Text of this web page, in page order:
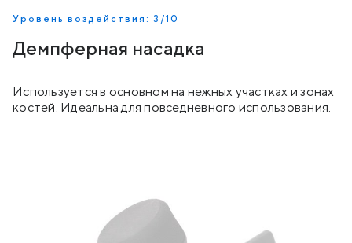
Уровень воздействия: 3/10
Демпферная насадка
Используется в основном на нежных участках и зонах
костей. Идеальна для повседневного использования.
Уровень воздействия: 5/10
Стандартная шаровая насадка
Идеально подходит для общей проработки, а также
больших и малых групп мышц.
Уровень воздействия: 7/10
«Большой палец»
Используется главным образом на триггерных точках
и пояснице.
Уровень воздействия: 10/10
Конусная насадка
Используется для точечного массажа, в частности,
кистях и ступнях.